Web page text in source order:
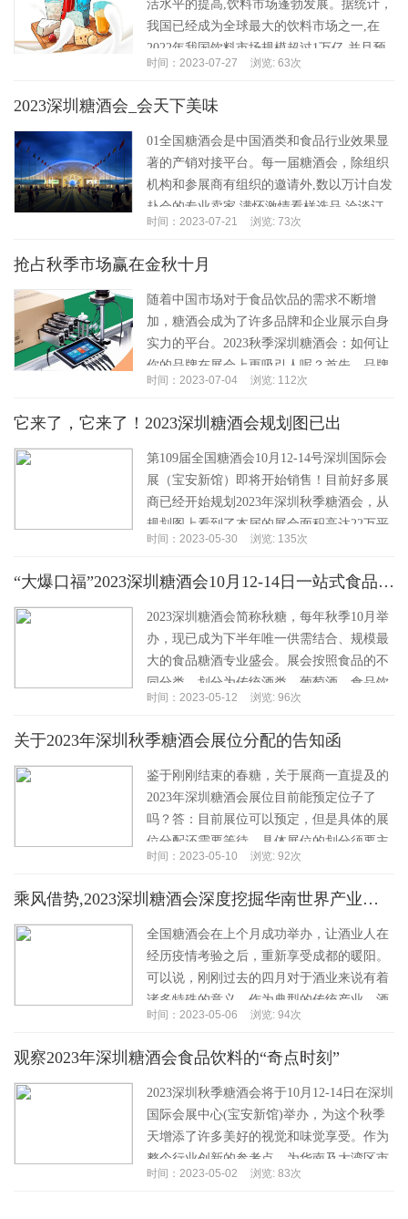
活水平的提高,饮料市场蓬勃发展。据统计，
我国已经成为全球最大的饮料市场之一,在
2022年我国饮料市场规模超过1万亿,并且预
计到2024年将突破1.3万亿。该行业的...…
时间：2023-07-27 浏览: 63次
2023深圳糖酒会_会天下美味
01全国糖酒会是中国酒类和食品行业效果显
著的产销对接平台。每一届糖酒会，除组织
机构和参展商有组织的邀请外,数以万计自发
赴会的专业卖家,满怀激情看样选品,洽谈订
货,是生产和贸易企业完成销售任务不容错过
时间：2023-07-21 浏览: 73次
抢占秋季市场赢在金秋十月
随着中国市场对于食品饮品的需求不断增
加，糖酒会成为了许多品牌和企业展示自身
实力的平台。2023秋季深圳糖酒会：如何让
你的品牌在展会上更吸引人呢？首先，品牌
定位非常重要。一个成功的品牌不仅仅是有
时间：2023-07-04 浏览: 112次
它来了，它来了！2023深圳糖酒会规划图已出
第109届全国糖酒会10月12-14号深圳国际会
展（宝安新馆）即将开始销售！目前好多展
商已经开始规划2023年深圳秋季糖酒会，从
规划图上看到了本届的展会面积高达22万平
方米的超大规模。随着展览面积的确...…
时间：2023-05-30 浏览: 135次
“大爆口福”2023深圳糖酒会10月12-14日一站式食品盛宴
2023深圳糖酒会简称秋糖，每年秋季10月举
办，现已成为下半年唯一供需结合、规模最
大的食品糖酒专业盛会。展会按照食品的不
同分类，划分为传统酒类、葡萄酒、食品饮
料、调味品、餐饮、食材、烘焙等专业展
时间：2023-05-12 浏览: 96次
关于2023年深圳秋季糖酒会展位分配的告知函
鉴于刚刚结束的春糖，关于展商一直提及的
2023年深圳糖酒会展位目前能预定位子了
吗？答：目前展位可以预定，但是具体的展
位分配还需要等待，具体展位的划分须要主
办去实地进行展位的划分，划分后还要送往
时间：2023-05-10 浏览: 92次
乘风借势,2023深圳糖酒会深度挖掘华南世界产业集群
全国糖酒会在上个月成功举办，让酒业人在
经历疫情考验之后，重新享受成都的暖阳。
可以说，刚刚过去的四月对于酒业来说有着
诸多特殊的意义。作为典型的传统产业，酒
行业拥有长达千年的历史积淀，经历风雨可
时间：2023-05-06 浏览: 94次
观察2023年深圳糖酒会食品饮料的“奇点时刻”
2023深圳秋季糖酒会将于10月12-14日在深圳
国际会展中心(宝安新馆)举办，为这个秋季
天增添了许多美好的视觉和味觉享受。作为
整个行业创新的参考点，为华南及大湾区市
场显著的消费势能和商业交流机会提供...…
时间：2023-05-02 浏览: 83次